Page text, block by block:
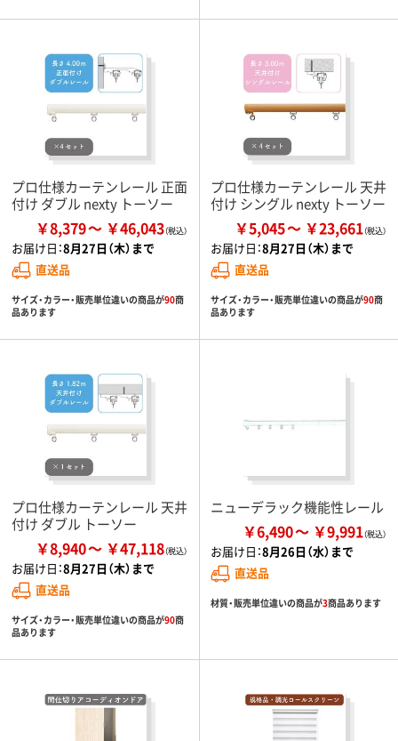
プロ仕様カーテンレール 正面
付け ダブル nexty トーソー
￥8,379 ￥46,043
お届け日：8月27日（木）まで
直送品
サイズ・カラー・販売単位違いの商品が90商
品あります
プロ仕様カーテンレール 天井
付け シングル nexty トーソー
￥5,045 ￥23,661
お届け日：8月27日（木）まで
直送品
サイズ・カラー・販売単位違いの商品が90商
品あります
プロ仕様カーテンレール 天井
付け ダブル トーソー
￥8,940 ￥47,118
お届け日：8月27日（木）まで
直送品
サイズ・カラー・販売単位違いの商品が90商
品あります
ニューデラック機能性レール
￥6,490 ￥9,991
お届け日：8月26日（水）まで
直送品
材質・販売単位違いの商品が3商品あります